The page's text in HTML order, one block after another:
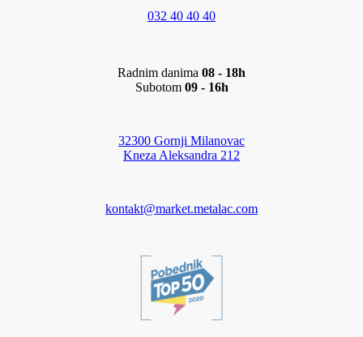
032 40 40 40
Radnim danima 08 - 18h
Subotom 09 - 16h
32300 Gornji Milanovac
Kneza Aleksandra 212
kontakt@market.metalac.com